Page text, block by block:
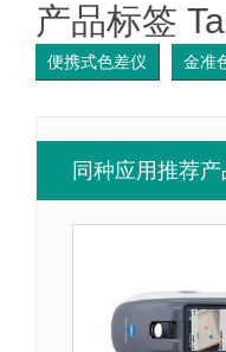
产品标签
便携式色差仪 金准
同种应用推荐产